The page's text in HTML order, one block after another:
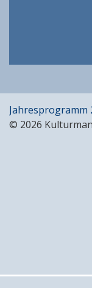
Jahresprogramm
© 2026